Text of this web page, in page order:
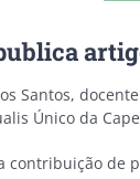
Santos,
Único da
contribuição de